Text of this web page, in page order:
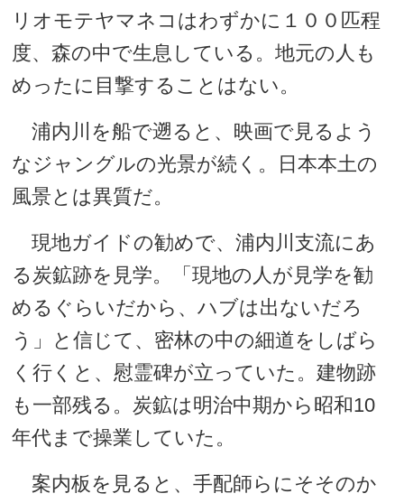
リオモテヤマネコはわずかに１００匹程
度、森の中で生息している。地元の人も
めったに目撃することはない。
浦内川を船で遡ると、映画で見るよう
なジャングルの光景が続く。日本本土の
風景とは異質だ。
現地ガイドの勧めで、浦内川支流にあ
る炭鉱跡を見学。「現地の人が見学を勧
めるぐらいだから、ハブは出ないだろ
う」と信じて、密林の中の細道をしばら
く行くと、慰霊碑が立っていた。建物跡
も一部残る。炭鉱は明治中期から昭和10
年代まで操業していた。
案内板を見ると、手配師らにそそのか